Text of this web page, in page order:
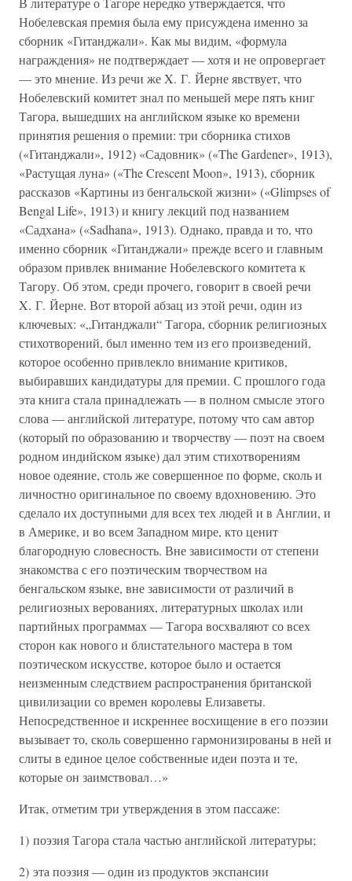
Нобелевская премия была ему присуждена именно за
сборник «Гитанджали». Как мы видим, «формула
награждения» не подтверждает — хотя и не опровергает
— это мнение. Из речи же X. Г. Йерне явствует, что
Нобелевский комитет знал по меньшей мере пять книг
Тагора, вышедших на английском языке ко времени
принятия решения о премии: три сборника стихов
(«Гитанджали», 1912) «Садовник» («The Gardener», 1913),
«Растущая луна» («The Crescent Moon», 1913), сборник
рассказов «Картины из бенгальской жизни» («Glimpses of
Bengal Life», 1913) и книгу лекций под названием
«Садхана» («Sadhana», 1913). Однако, правда и то, что
именно сборник «Гитанджали» прежде всего и главным
образом привлек внимание Нобелевского комитета к
Тагору. Об этом, среди прочего, говорит в своей речи
X. Г. Йерне. Вот второй абзац из этой речи, один из
ключевых: «„Гитанджали“ Тагора, сборник религиозных
стихотворений, был именно тем из его произведений,
которое особенно привлекло внимание критиков,
выбиравших кандидатуры для премии. С прошлого года
эта книга стала принадлежать — в полном смысле этого
слова — английской литературе, потому что сам автор
(который по образованию и творчеству — поэт на своем
родном индийском языке) дал этим стихотворениям
новое одеяние, столь же совершенное по форме, сколь и
личностно оригинальное по своему вдохновению. Это
сделало их доступными для всех тех людей и в Англии, и
в Америке, и во всем Западном мире, кто ценит
благородную словесность. Вне зависимости от степени
знакомства с его поэтическим творчеством на
бенгальском языке, вне зависимости от различий в
религиозных верованиях, литературных школах или
партийных программах — Тагора восхваляют со всех
сторон как нового и блистательного мастера в том
поэтическом искусстве, которое было и остается
неизменным следствием распространения британской
цивилизации со времен королевы Елизаветы.
Непосредственное и искреннее восхищение в его поэзии
вызывает то, сколь совершенно гармонизированы в ней и
слиты в единое целое собственные идеи поэта и те,
которые он заимствовал…»
Итак, отметим три утверждения в этом пассаже:
1) поэзия Тагора стала частью английской литературы;
2) эта поэзия — один из продуктов экспансии